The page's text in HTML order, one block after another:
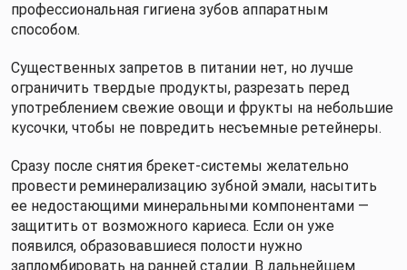
профессиональная гигиена зубов аппаратным
способом.
Существенных запретов в питании нет, но лучше
ограничить твердые продукты, разрезать перед
употреблением свежие овощи и фрукты на небольшие
кусочки, чтобы не повредить несъемные ретейнеры.
Сразу после снятия брекет-системы желательно
провести реминерализацию зубной эмали, насытить
ее недостающими минеральными компонентами —
защитить от возможного кариеса. Если он уже
появился, образовавшиеся полости нужно
запломбировать на ранней стадии. В дальнейшем